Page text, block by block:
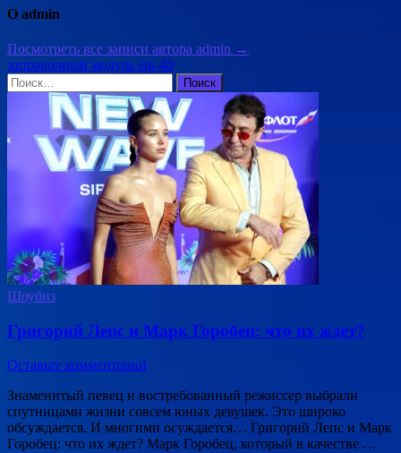
О admin
Посмотреть все записи автора admin →
заправочный модуль etp-40
Найти:
Шоубиз
Григорий Лепс и Марк Горобец: что их ждет?
Оставьте комментарий
Знаменитый певец и востребованный режиссер выбрали
спутницами жизни совсем юных девушек. Это широко
обсуждается. И многими осуждается… Григорий Лепс и Марк
Горобец: что их ждет? Марк Горобец, который в качестве …